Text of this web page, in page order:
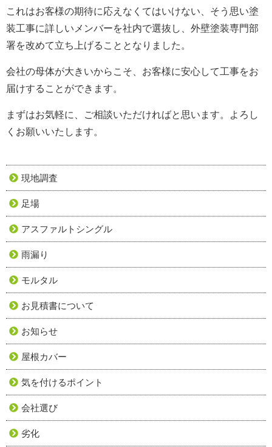
これはお客様の期待に応えなくてはいけない、そう思い塗
装工事に詳しいメンバーを社内で選抜し、外壁塗装専門部
署を改めて立ち上げることとなりました。
会社の母体が大きいからこそ、お客様に安心して工事をお
届けすることができます。
まずはお気軽に、ご相談いただければと思います。よろし
くお願いいたします。
現地調査
足場
アスファルトシングル
雨漏り
モルタル
お見積書について
お知らせ
屋根カバー
気を付けるポイント
会社選び
劣化